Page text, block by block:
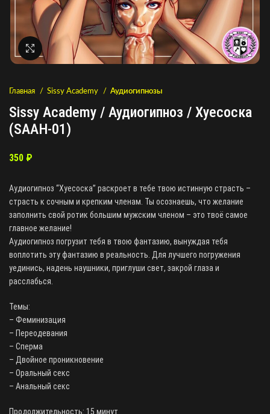
Нажмите, чтобы увеличить
Главная Sissy Academy Аудиогипнозы
Sissy Academy / Аудиогипноз / Хуесоска
(SAAH-01)
350 ₽
Аудиогипноз “Хуесоска” раскроет в тебе твою истинную страсть –
страсть к сочным и крепким членам. Ты осознаешь, что желание
заполнить свой ротик большим мужским членом – это твоё самое
главное желание!
Аудиогипноз погрузит тебя в твою фантазию, вынуждая тебя
воплотить эту фантазию в реальность. Для лучшего погружения
уединись, надень наушники, приглуши свет, закрой глаза и
расслабься.
Темы:
– Феминизация
– Переодевания
– Сперма
– Двойное проникновение
– Оральный секс
– Анальный секс
Продолжительность: 15 минут